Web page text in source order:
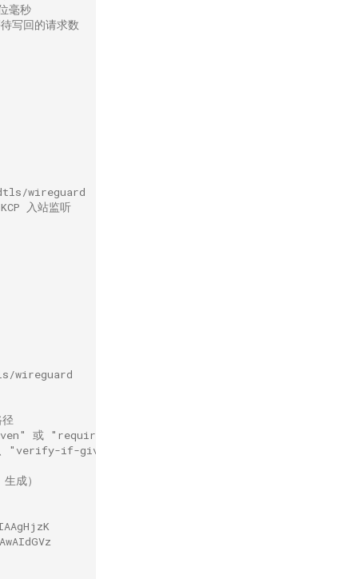
毫秒
回的请求数
wireguard
入站监听
wireguard
或 "require-and-verify" 则client-auth-cert必须不为空
"verify-if-given"、"require-and-verify"
成）